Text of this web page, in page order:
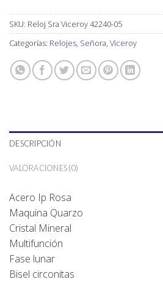
SKU: Reloj Sra Viceroy 42240-05
Categorías: Relojes, Señora, Viceroy
DESCRIPCIÓN
VALORACIONES (0)
Acero Ip Rosa
Maquina Quarzo
Cristal Mineral
Multifunción
Fase lunar
Bisel circonitas